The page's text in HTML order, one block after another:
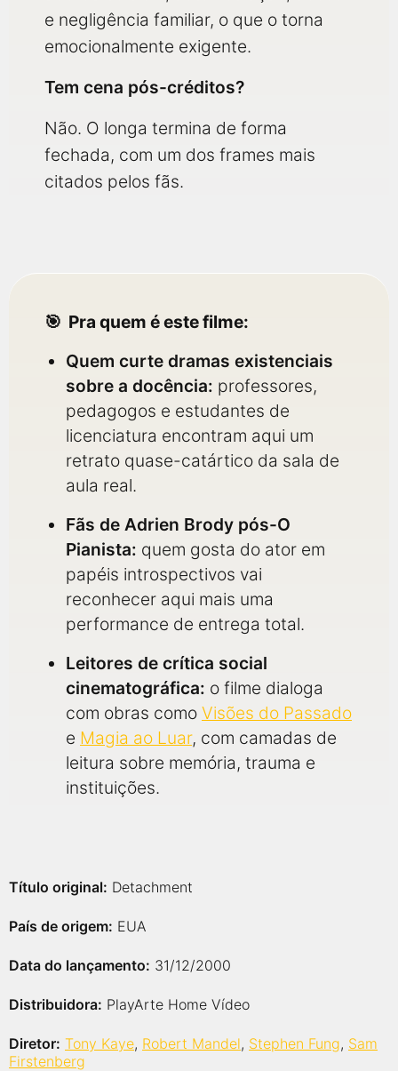
e negligência familiar, o que o torna
emocionalmente exigente.
Tem cena pós-créditos?
Não. O longa termina de forma
fechada, com um dos frames mais
citados pelos fãs.
Pra quem é este filme:
Quem curte dramas existenciais
sobre a docência: professores,
pedagogos e estudantes de
licenciatura encontram aqui um
retrato quase-catártico da sala de
aula real.
Fãs de Adrien Brody pós-O
Pianista: quem gosta do ator em
papéis introspectivos vai
reconhecer aqui mais uma
performance de entrega total.
Leitores de crítica social
cinematográfica: o filme dialoga
com obras como Visões do Passado
e Magia ao Luar, com camadas de
leitura sobre memória, trauma e
instituições.
Título original: Detachment
País de origem: EUA
Data do lançamento: 31/12/2000
Distribuidora: PlayArte Home Vídeo
Diretor: Tony Kaye, Robert Mandel, Stephen Fung, Sam
Firstenberg